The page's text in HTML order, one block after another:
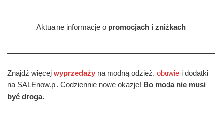
Aktualne informacje o promocjach i zniżkach
Znajdź więcej wyprzedaży na modną odzież, obuwie i dodatki
na SALEnow.pl. Codziennie nowe okazje! Bo moda nie musi
być droga.